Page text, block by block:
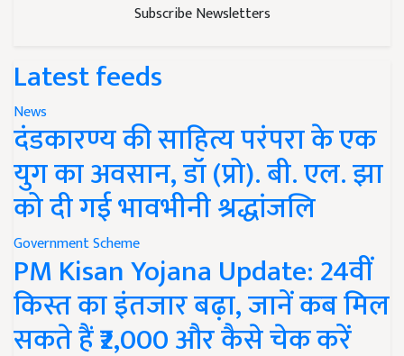
Subscribe Newsletters
Latest feeds
News
दंडकारण्य की साहित्य परंपरा के एक
युग का अवसान, डॉ (प्रो). बी. एल. झा
को दी गई भावभीनी श्रद्धांजलि
Government Scheme
PM Kisan Yojana Update: 24वीं
किस्त का इंतजार बढ़ा, जानें कब मिल
सकते हैं ₹2,000 और कैसे चेक करें